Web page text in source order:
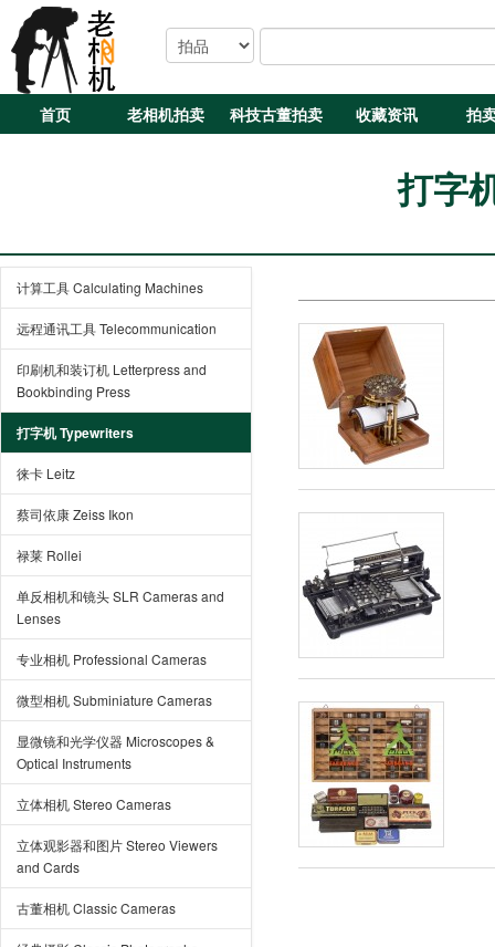
首页 老相机拍卖 科技古董拍卖 收藏资讯 拍
打字
计算工具 Calculating Machines
远程通讯工具 Telecommunication
印刷机和装订机 Letterpress and
Bookbinding Press
打字机 Typewriters
徕卡 Leitz
蔡司依康 Zeiss Ikon
禄莱 Rollei
单反相机和镜头 SLR Cameras and
Lenses
专业相机 Professional Cameras
微型相机 Subminiature Cameras
显微镜和光学仪器 Microscopes &
Optical Instruments
立体相机 Stereo Cameras
立体观影器和图片 Stereo Viewers
and Cards
古董相机 Classic Cameras